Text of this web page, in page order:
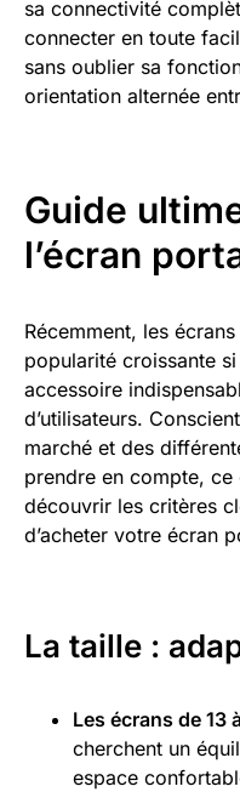
sa connectivité
connecter en toute
sans oublier sa
orientation alternée
Guide
l’écran
Récemment, les
popularité croissante
accessoire
d’utilisateurs.
marché et des
prendre en compte,
découvrir les critères
d’acheter votre écran
La taille :
Les écrans de 13
cherchent un
espace